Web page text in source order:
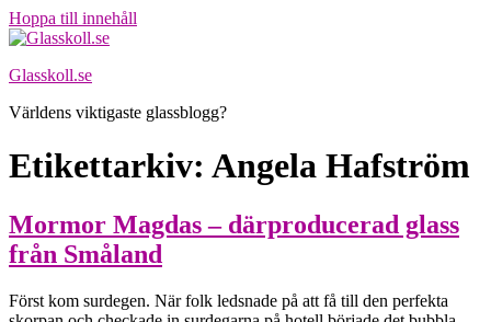
Hoppa till innehåll
Glasskoll.se
Världens viktigaste glassblogg?
Etikettarkiv: Angela Hafström
Mormor Magdas – därproducerad glass
från Småland
Först kom surdegen. När folk ledsnade på att få till den perfekta